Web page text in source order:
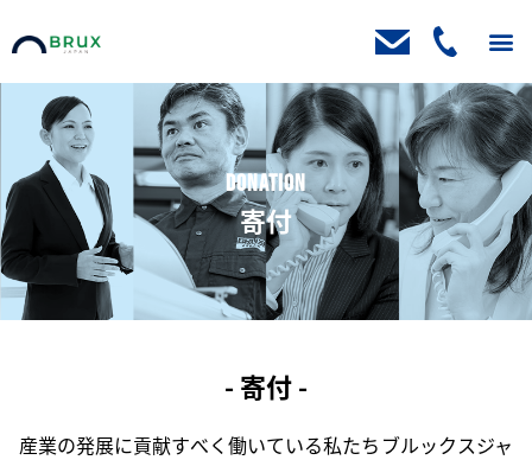
Donation
寄付
- 寄付 -
産業の発展に貢献すべく働いている私たちブルックスジャ